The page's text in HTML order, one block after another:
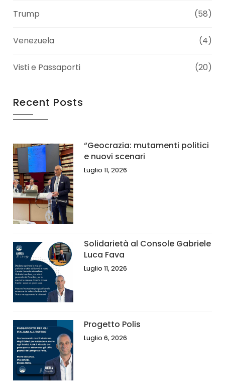
Trump (58)
Venezuela (4)
Visti e Passaporti (20)
Recent Posts
“Geocrazia: mutamenti politici
e nuovi scenari
Luglio 11, 2026
Solidarietà al Console Gabriele
Luca Fava
Luglio 11, 2026
Progetto Polis
Luglio 6, 2026